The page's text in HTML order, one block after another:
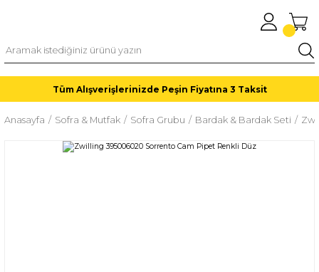
Tüm Alışverişlerinizde Peşin Fiyatına 3 Taksit
Anasayfa Sofra & Mutfak Sofra Grubu Bardak & Bardak Seti